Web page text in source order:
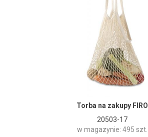
Torba na zakupy FIRO
20503-17
w magazynie: 495 szt.